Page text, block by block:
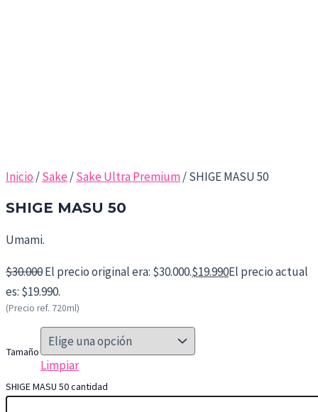
Inicio /Sake /Sake Ultra Premium/ SHIGE MASU 50
SHIGE MASU 50
Umami.
$30.000El precio original era: $30.000.$19.990El precio actual
es: $19.990.
(Precio ref. 720ml)
Tamaño
Limpiar
SHIGE MASU 50 cantidad